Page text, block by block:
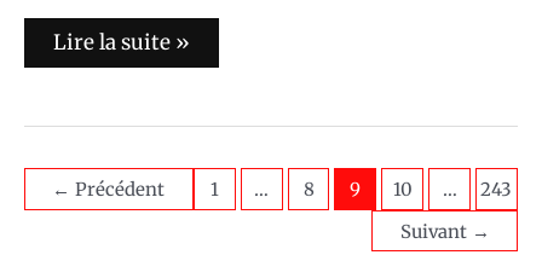
Lire la suite »
← Précédent 1 … 8 9 10 …
243
Suivant →